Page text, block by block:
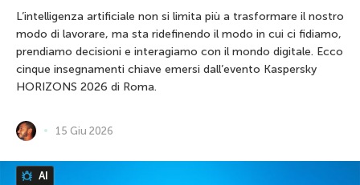
L’intelligenza artificiale non si limita più a trasformare il nostro
modo di lavorare, ma sta ridefinendo il modo in cui ci fidiamo,
prendiamo decisioni e interagiamo con il mondo digitale. Ecco
cinque insegnamenti chiave emersi dall’evento Kaspersky
HORIZONS 2026 di Roma.
15 Giu 2026
AI